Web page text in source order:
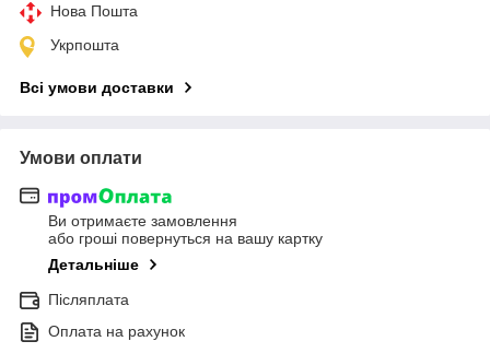
Нова Пошта
Укрпошта
Всі умови доставки
Умови оплати
Ви отримаєте замовлення
або гроші повернуться на вашу картку
Детальніше
Післяплата
Оплата на рахунок